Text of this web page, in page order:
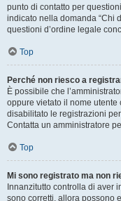
punto di contatto per
indicato nella domanda “Chi
questioni d’ordine legale
Top
Perché non riesco a
È possibile che
oppure vietato il nome
disabilitato le registrazioni
Contatta un amministratore
Top
Mi sono registrato ma non
Innanzitutto controlla di aver
sono corretti, allora possono